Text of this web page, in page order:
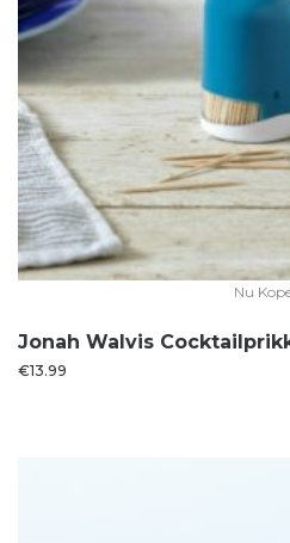
Nu
Jonah Walvis
€13.99